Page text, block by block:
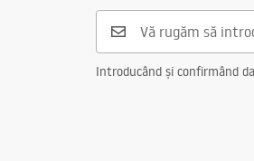
Introducând și confirmând